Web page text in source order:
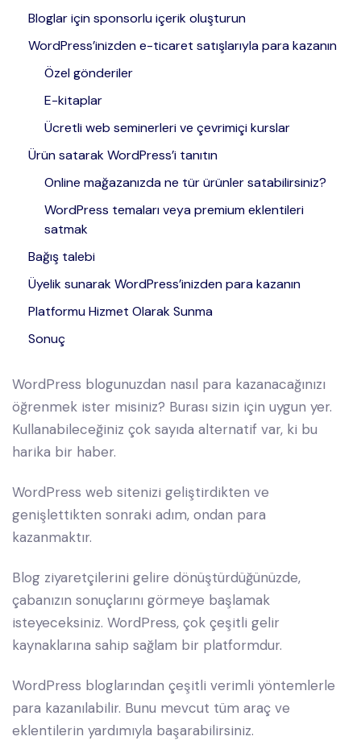
Bloglar için sponsorlu içerik oluşturun
WordPress’inizden e-ticaret satışlarıyla para kazanın
Özel gönderiler
E-kitaplar
Ücretli web seminerleri ve çevrimiçi kurslar
Ürün satarak WordPress’i tanıtın
Online mağazanızda ne tür ürünler satabilirsiniz?
WordPress temaları veya premium eklentileri
satmak
Bağış talebi
Üyelik sunarak WordPress’inizden para kazanın
Platformu Hizmet Olarak Sunma
Sonuç
WordPress blogunuzdan nasıl para kazanacağınızı
öğrenmek ister misiniz? Burası sizin için uygun yer.
Kullanabileceğiniz çok sayıda alternatif var, ki bu
harika bir haber.
WordPress web sitenizi geliştirdikten ve
genişlettikten sonraki adım, ondan para
kazanmaktır.
Blog ziyaretçilerini gelire dönüştürdüğünüzde,
çabanızın sonuçlarını görmeye başlamak
isteyeceksiniz. WordPress, çok çeşitli gelir
kaynaklarına sahip sağlam bir platformdur.
WordPress bloglarından çeşitli verimli yöntemlerle
para kazanılabilir. Bunu mevcut tüm araç ve
eklentilerin yardımıyla başarabilirsiniz.